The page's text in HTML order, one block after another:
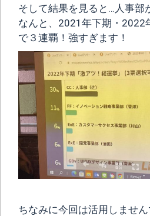
そして結果を見ると…人事部
なんと、2021年下期・2022
で３連覇！強すぎます！
ちなみに今回は活用しませ